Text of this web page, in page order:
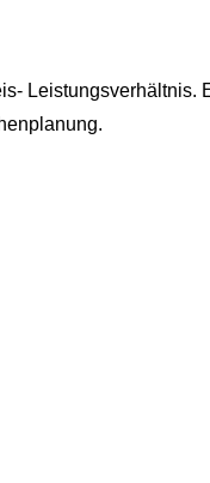
Leistungsverhältnis.